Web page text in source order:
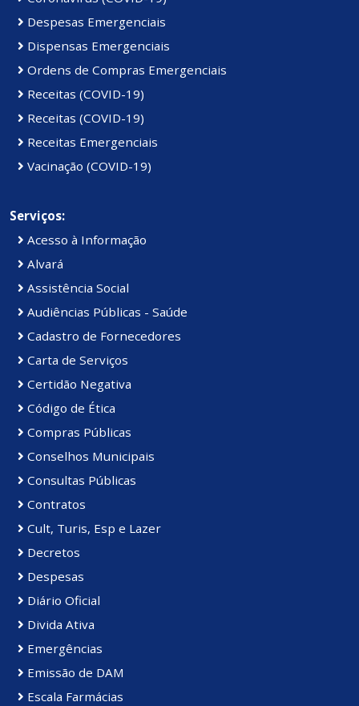
Despesas Emergenciais
Dispensas Emergenciais
Ordens de Compras Emergenciais
Receitas (COVID-19)
Receitas (COVID-19)
Receitas Emergenciais
Vacinação (COVID-19)
Serviços:
Acesso à Informação
Alvará
Assistência Social
Audiências Públicas - Saúde
Cadastro de Fornecedores
Carta de Serviços
Certidão Negativa
Código de Ética
Compras Públicas
Conselhos Municipais
Consultas Públicas
Contratos
Cult, Turis, Esp e Lazer
Decretos
Despesas
Diário Oficial
Divida Ativa
Emergências
Emissão de DAM
Escala Farmácias